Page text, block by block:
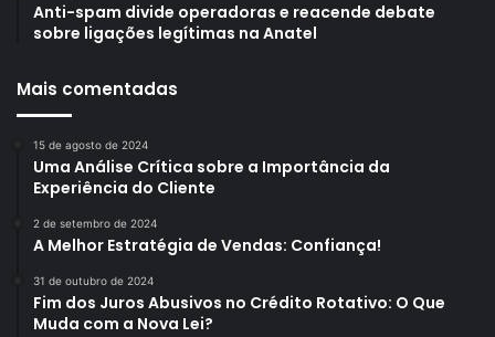
Anti-spam divide operadoras e reacende debate
sobre ligações legítimas na Anatel
Mais comentadas
15 de agosto de 2024
Uma Análise Crítica sobre a Importância da
Experiência do Cliente
2 de setembro de 2024
A Melhor Estratégia de Vendas: Confiança!
31 de outubro de 2024
Fim dos Juros Abusivos no Crédito Rotativo: O Que
Muda com a Nova Lei?